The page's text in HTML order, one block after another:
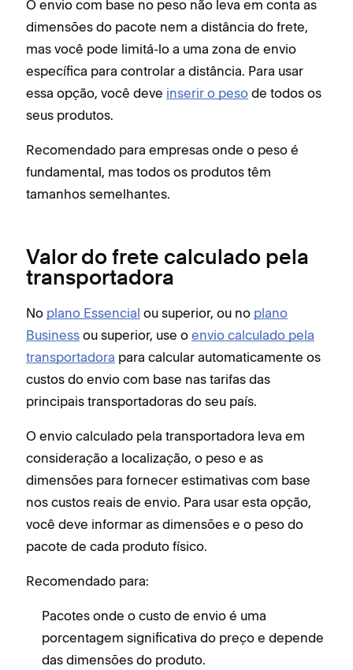
O envio com base no peso não leva em conta as
dimensões do pacote nem a distância do frete,
mas você pode limitá-lo a uma zona de envio
específica para controlar a distância. Para usar
essa opção, você deve inserir o peso de todos os
seus produtos.
Recomendado para empresas onde o peso é
fundamental, mas todos os produtos têm
tamanhos semelhantes.
Valor do frete calculado pela
transportadora
No plano Essencial ou superior, ou no plano
Business ou superior, use o envio calculado pela
transportadora para calcular automaticamente os
custos do envio com base nas tarifas das
principais transportadoras do seu país.
O envio calculado pela transportadora leva em
consideração a localização, o peso e as
dimensões para fornecer estimativas com base
nos custos reais de envio. Para usar esta opção,
você deve informar as dimensões e o peso do
pacote de cada produto físico.
Recomendado para:
Pacotes onde o custo de envio é uma
porcentagem significativa do preço e depende
das dimensões do produto.